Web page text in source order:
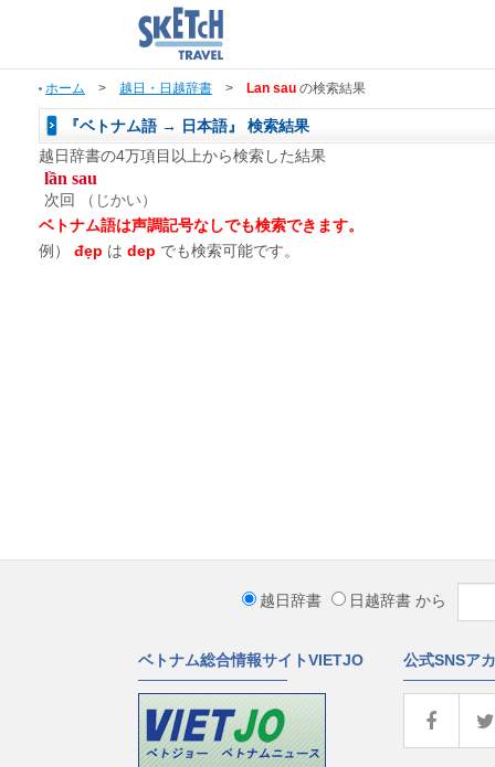
ホーム > 越日・日越辞書 > Lan sau の検索結果
『ベトナム語 → 日本語』 検索結果
越日辞書の4万項目以上から検索した結果
lần sau
次回
（じかい）
ベトナム語は声調記号なしでも検索できます。
例）
đẹp は dep でも検索可能です。
越日辞書 日越辞書 から
ベトナム総合情報サイトVIETJO 公式SNSア